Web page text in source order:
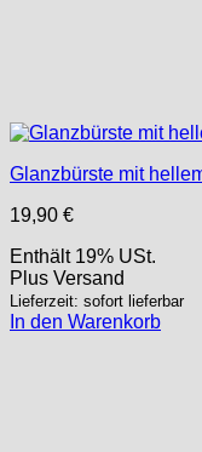
Glanzbürste mit
19,90 €
Enthält 19% USt.
Plus Versand
Lieferzeit: sofort lieferbar
In den Warenkorb